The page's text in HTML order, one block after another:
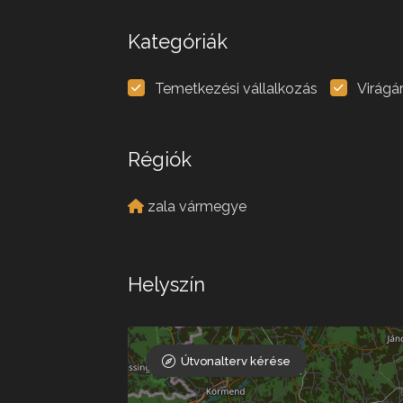
Kategóriák
Temetkezési vállalkozás
Régiók
zala vármegye
Helyszín
Útvonalterv kérése